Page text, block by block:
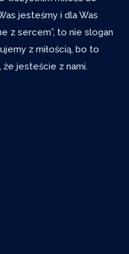
jesteśmy i dla Was
z sercem”, to nie slogan
z miłością, bo to
że jesteście z nami.